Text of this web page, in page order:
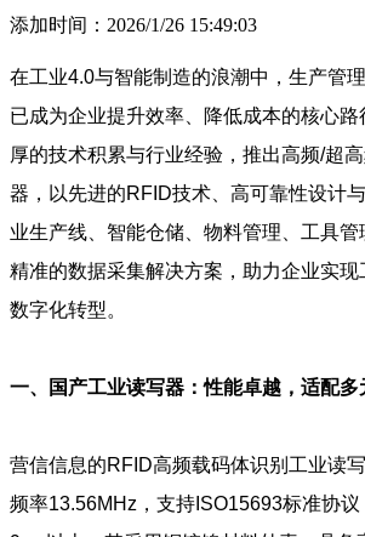
添加时间：2026/1/26 15:49:03
在工业4.0与智能制造的浪潮中，生产管
已成为企业提升效率、降低成本的核心
厚的技术积累与行业经验，推出高频/超
器，以先进的RFID技术、高可靠性设计
业生产线、智能仓储、物料管理、工具管
精准的数据采集解决方案，助力企业实
数字化转型。
一、国产工业读写器：性能卓越，适配多
营信信息的RFID高频载码体识别工业读
频率13.56MHz，支持ISO15693标准协